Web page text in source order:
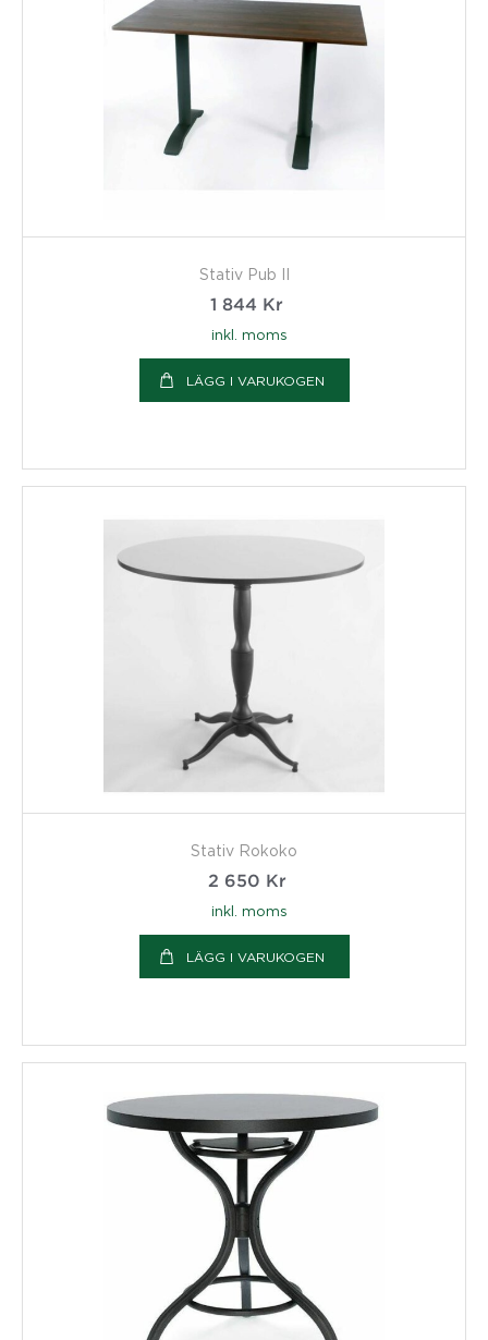
Stativ Pub II
1 844 Kr
inkl. moms
LÄGG I VARUKOGEN
Stativ Rokoko
2 650 Kr
inkl. moms
LÄGG I VARUKOGEN